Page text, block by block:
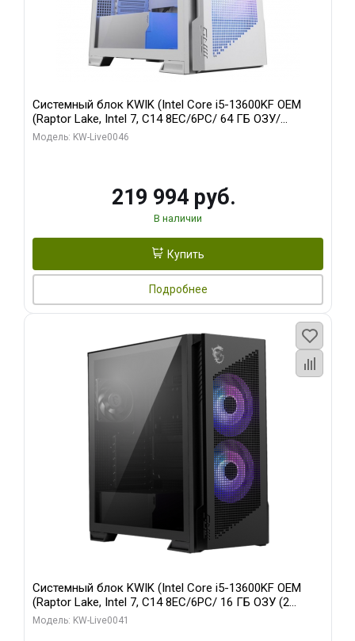
Системный блок KWIK (Intel Core i5-13600KF OEM
(Raptor Lake, Intel 7, C14 8EC/6PC/ 64 ГБ ОЗУ/
Gigabyte RTX5060Ti GAMING OC 8GB GDDR7 128bit
Модель: KW-Live0046
219 994 руб.
В наличии
Купить
Подробнее
Системный блок KWIK (Intel Core i5-13600KF OEM
(Raptor Lake, Intel 7, C14 8EC/6PC/ 16 ГБ ОЗУ (2
модуля)/ Palit RTX5080 GAMINGPRO OC 16GB GDDR7
Модель: KW-Live0041